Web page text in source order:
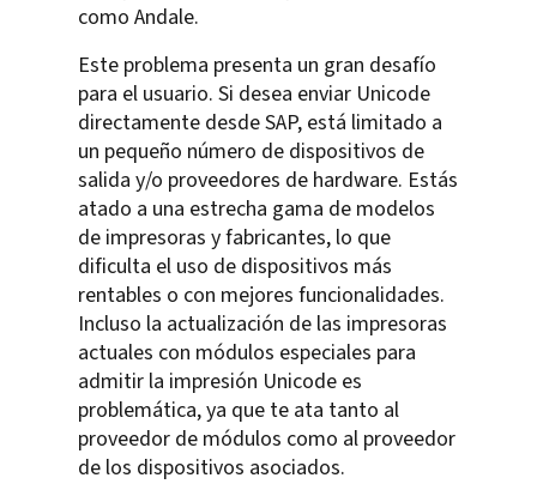
como Andale.
Este problema presenta un gran desafío
para el usuario. Si desea enviar Unicode
directamente desde SAP, está limitado a
un pequeño número de dispositivos de
salida y/o proveedores de hardware. Estás
atado a una estrecha gama de modelos
de impresoras y fabricantes, lo que
dificulta el uso de dispositivos más
rentables o con mejores funcionalidades.
Incluso la actualización de las impresoras
actuales con módulos especiales para
admitir la impresión Unicode es
problemática, ya que te ata tanto al
proveedor de módulos como al proveedor
de los dispositivos asociados.